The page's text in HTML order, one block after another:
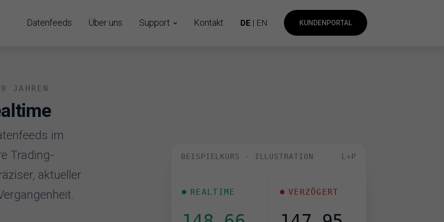
Datenfeeds Über uns Support Kontakt DE | EN KUNDENPORTAL
JAHREN
im
Trading-
aktueller
BEISPIELKURS · ILLUSTRATION L+P
REALTIME VERZÖGERT